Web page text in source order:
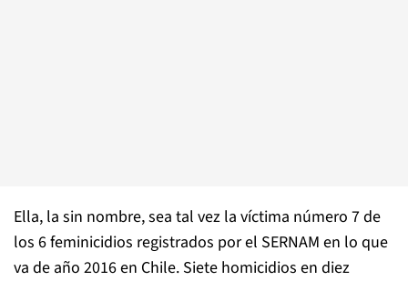
Ella, la sin nombre, sea tal vez la víctima número 7 de
los 6 feminicidios registrados por el SERNAM en lo que
va de año 2016 en Chile. Siete homicidios en diez